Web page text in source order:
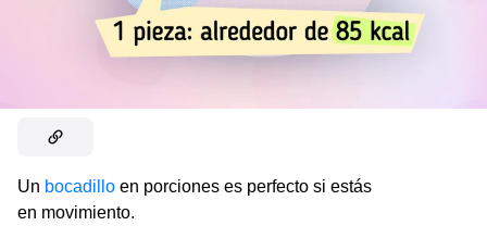
Un bocadillo en porciones es perfecto si estás
en movimiento.